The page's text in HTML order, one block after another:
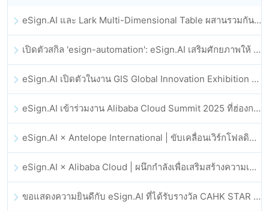
eSign.AI และ Lark Multi-Dimensional Table ผสานรวมกันอย่างเป็นทางการ: การลงนามและการเก็บถาวรสัญญาอิเล็กทรอนิกส์แบบอัตโนมัติเต็มรูปแบบ
เปิดตัวสกิล 'esign-automation': eSign.AI เสริมศักยภาพให้ OpenClaw ด้วยลายเซ็นอิเล็กทรอนิกส์อัตโนมัติ
eSign.AI เปิดตัวในงาน GIS Global Innovation Exhibition 2025
eSign.AI เข้าร่วมงาน Alibaba Cloud Summit 2025 ที่ฮ่องกง เพื่อขับเคลื่อนนวัตกรรมคลาวด์ที่ขับเคลื่อนด้วย AI และความเชื่อมั่นทางดิจิทัล
eSign.AI × Antelope International | ขับเคลื่อนเวิร์กโฟลดิจิทัลที่ปลอดภัยและขับเคลื่อนด้วย AI
eSign.AI × Alibaba Cloud | ผนึกกำลังเพื่อเสริมสร้างความเชื่อมั่นดิจิทัลระดับโลกสำหรับฟินเทค
ขอแสดงความยินดีกับ eSign.AI ที่ได้รับรางวัล CAHK STAR Award 2025